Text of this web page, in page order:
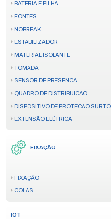
BATERIA E PILHA
FONTES
NOBREAK
ESTABILIZADOR
MATERIAL ISOLANTE
TOMADA
SENSOR DE PRESENCA
QUADRO DE DISTRIBUICAO
DISPOSITIVO DE PROTECAO SURTO
EXTENSÃO ELÉTRICA
FIXAÇÃO
FIXAÇÃO
COLAS
IOT